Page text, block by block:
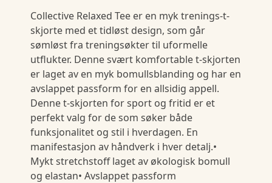
Collective Relaxed Tee er en myk trenings-t-
skjorte med et tidløst design, som går
sømløst fra treningsøkter til uformelle
utflukter. Denne svært komfortable t-skjorten
er laget av en myk bomullsblanding og har en
avslappet passform for en allsidig appell.
Denne t-skjorten for sport og fritid er et
perfekt valg for de som søker både
funksjonalitet og stil i hverdagen. En
manifestasjon av håndverk i hver detalj.•
Mykt stretchstoff laget av økologisk bomull
og elastan• Avslappet passform